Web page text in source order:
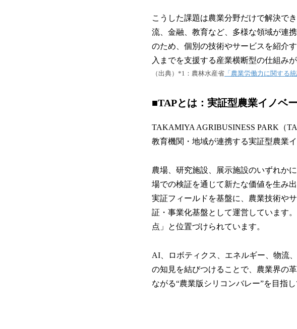
こうした課題は農業分野だけで解決で
流、金融、教育など、多様な領域が連
のため、個別の技術やサービスを紹介
入までを支援する産業横断型の仕組み
（出典）*1：農林水産省 「農業労働力に関する統
■TAPとは：実証型農業イノベ
TAKAMIYA AGRIBUSINESS PARK（
教育機関・地域が連携する実証型農業
農場、研究施設、展示施設のいずれか
場での検証を通じて新たな価値を生み
実証フィールドを基盤に、農業技術や
証・事業化基盤として運営しています
点」と位置づけられています。
AI、ロボティクス、エネルギー、物流
の知見を結びつけることで、農業界の
ながる“農業版シリコンバレー”を目指し